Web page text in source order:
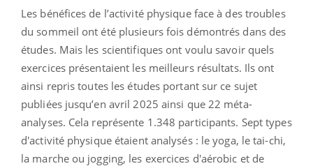
Les bénéfices de l’activité physique face à des troubles
du sommeil ont été plusieurs fois démontrés dans des
études. Mais les scientifiques ont voulu savoir quels
exercices présentaient les meilleurs résultats. Ils ont
ainsi repris toutes les études portant sur ce sujet
publiées jusqu’en avril 2025 ainsi que 22 méta-
analyses. Cela représente 1.348 participants. Sept types
d'activité physique étaient analysés : le yoga, le tai-chi,
la marche ou jogging, les exercices d'aérobic et de